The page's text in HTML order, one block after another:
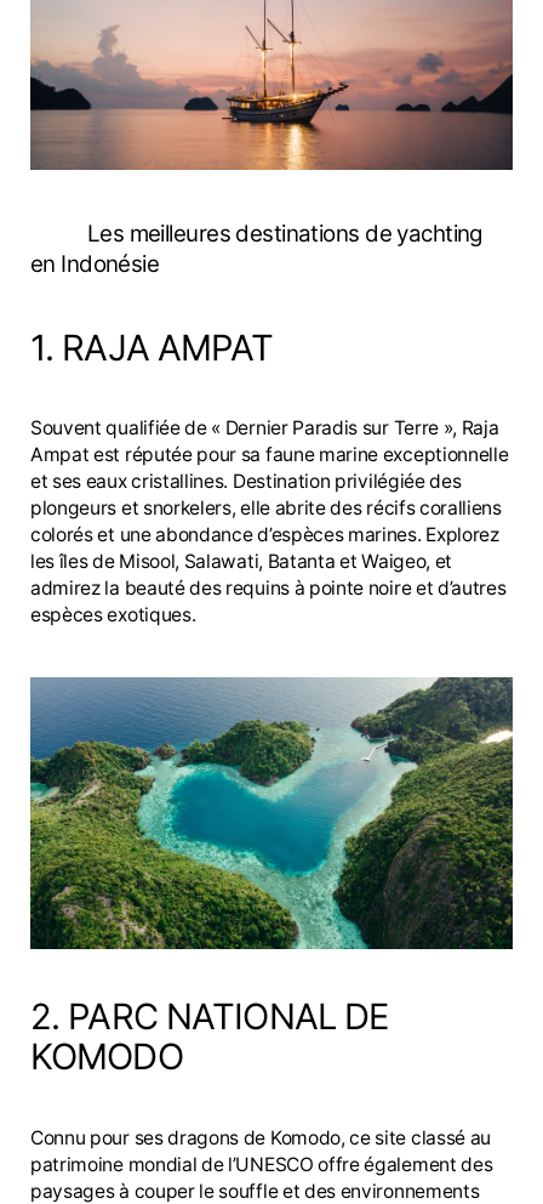
Les meilleures destinations de yachting
en Indonésie
1. RAJA AMPAT
Souvent qualifiée de « Dernier Paradis sur Terre », Raja
Ampat est réputée pour sa faune marine exceptionnelle
et ses eaux cristallines. Destination privilégiée des
plongeurs et snorkelers, elle abrite des récifs coralliens
colorés et une abondance d’espèces marines. Explorez
les îles de Misool, Salawati, Batanta et Waigeo, et
admirez la beauté des requins à pointe noire et d’autres
espèces exotiques.
2. PARC NATIONAL DE
KOMODO
Connu pour ses dragons de Komodo, ce site classé au
patrimoine mondial de l’UNESCO offre également des
paysages à couper le souffle et des environnements